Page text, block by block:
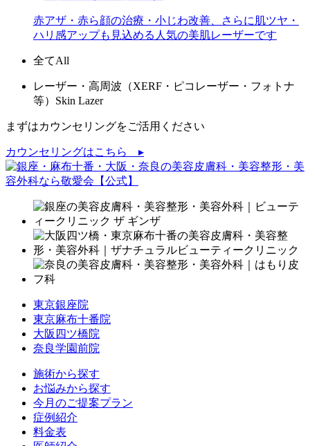
赤アザ・赤ら顔の治療・小じわ改善、さらに肌ツヤ・
ハリ感アップも見込める人気の美肌レーザーです
全てAll
レーザー・高周波（XERF・ピコレーザー・フォトナ
等） Skin Lazer
まずはカウンセリングをご活用ください
カウンセリングはこちら ▸
東京銀座院
東京麻布十番院
大阪四ツ橋院
奈良学園前院
施術から探す
お悩みから探す
今月のご提案プラン
症例紹介
料金表